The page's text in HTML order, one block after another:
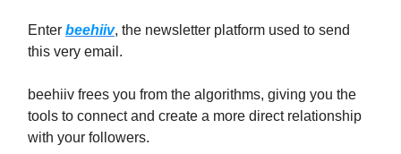
Enter beehiiv, the newsletter platform used to send
this very email.
beehiiv frees you from the algorithms, giving you the
tools to connect and create a more direct relationship
with your followers.